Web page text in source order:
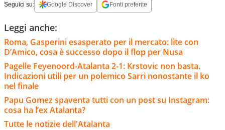
Seguici su: Google Discover Fonti preferite
Leggi anche:
Roma, Gasperini esasperato per il mercato: lite con
D’Amico, cosa è successo dopo il flop per Nusa
Pagelle Feyenoord-Atalanta 2-1: Krstovic non basta.
Indicazioni utili per un polemico Sarri nonostante il ko
nel finale
Papu Gomez spaventa tutti con un post su Instagram:
cosa ha l’ex Atalanta?
Tutte le notizie dell'Atalanta